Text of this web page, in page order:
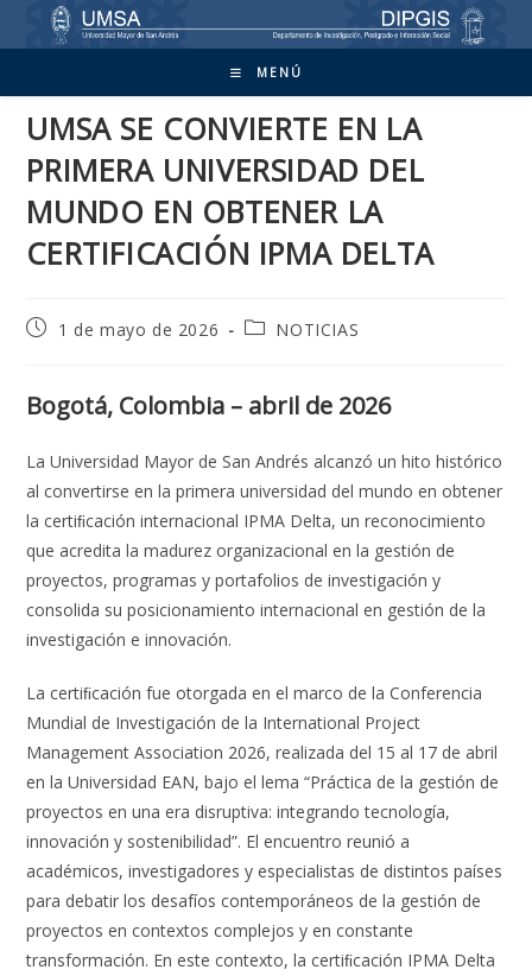
al
MENÚ
UMSA SE CONVIERTE EN LA
PRIMERA UNIVERSIDAD DEL
MUNDO EN OBTENER LA
CERTIFICACIÓN IPMA DELTA
Publicación
entrada:
1 de mayo de 2026
Categoría
entrada:
NOTICIAS
Bogotá, Colombia – abril de 2026
La Universidad Mayor de San Andrés alcanzó un hito histórico
al convertirse en la primera universidad del mundo en obtener
la certiﬁcación internacional IPMA Delta, un reconocimiento
que acredita la madurez organizacional en la gestión de
proyectos, programas y portafolios de investigación y
consolida su posicionamiento internacional en gestión de la
investigación e innovación.
La certiﬁcación fue otorgada en el marco de la Conferencia
Mundial de Investigación de la International Project
Management Association 2026, realizada del 15 al 17 de abril
en la Universidad EAN, bajo el lema “Práctica de la gestión de
proyectos en una era disruptiva: integrando tecnología,
innovación y sostenibilidad”. El encuentro reunió a
académicos, investigadores y especialistas de distintos países
para debatir los desafíos contemporáneos de la gestión de
proyectos en contextos complejos y en constante
transformación. En este contexto, la certiﬁcación IPMA Delta